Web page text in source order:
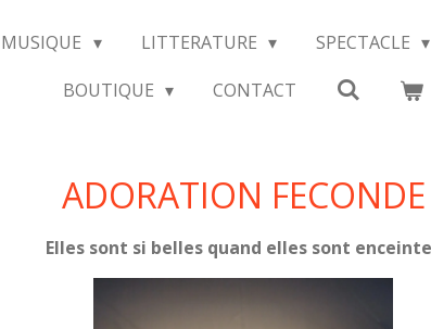
MUSIQUE LITTERATURE SPECTACLE
BOUTIQUE
CONTACT
ADORATION FECONDE
Elles sont si belles quand elles sont